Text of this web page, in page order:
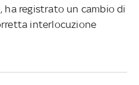
registrato un cambio di
interlocuzione